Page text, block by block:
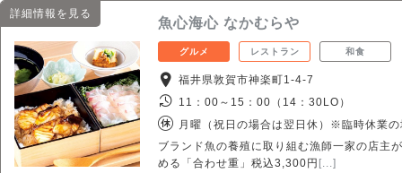
詳細情報を見る
魚心海心 なかむらや
グルメ レストラン 和食
福井県敦賀市神楽町1-4-7
11：00～15：00（14：30LO）
月曜（祝日の場合は翌日休）※臨時休業
ブランド魚の養殖に取り組む漁師一家の店主
める「合わせ重」税込3,300円 [...]